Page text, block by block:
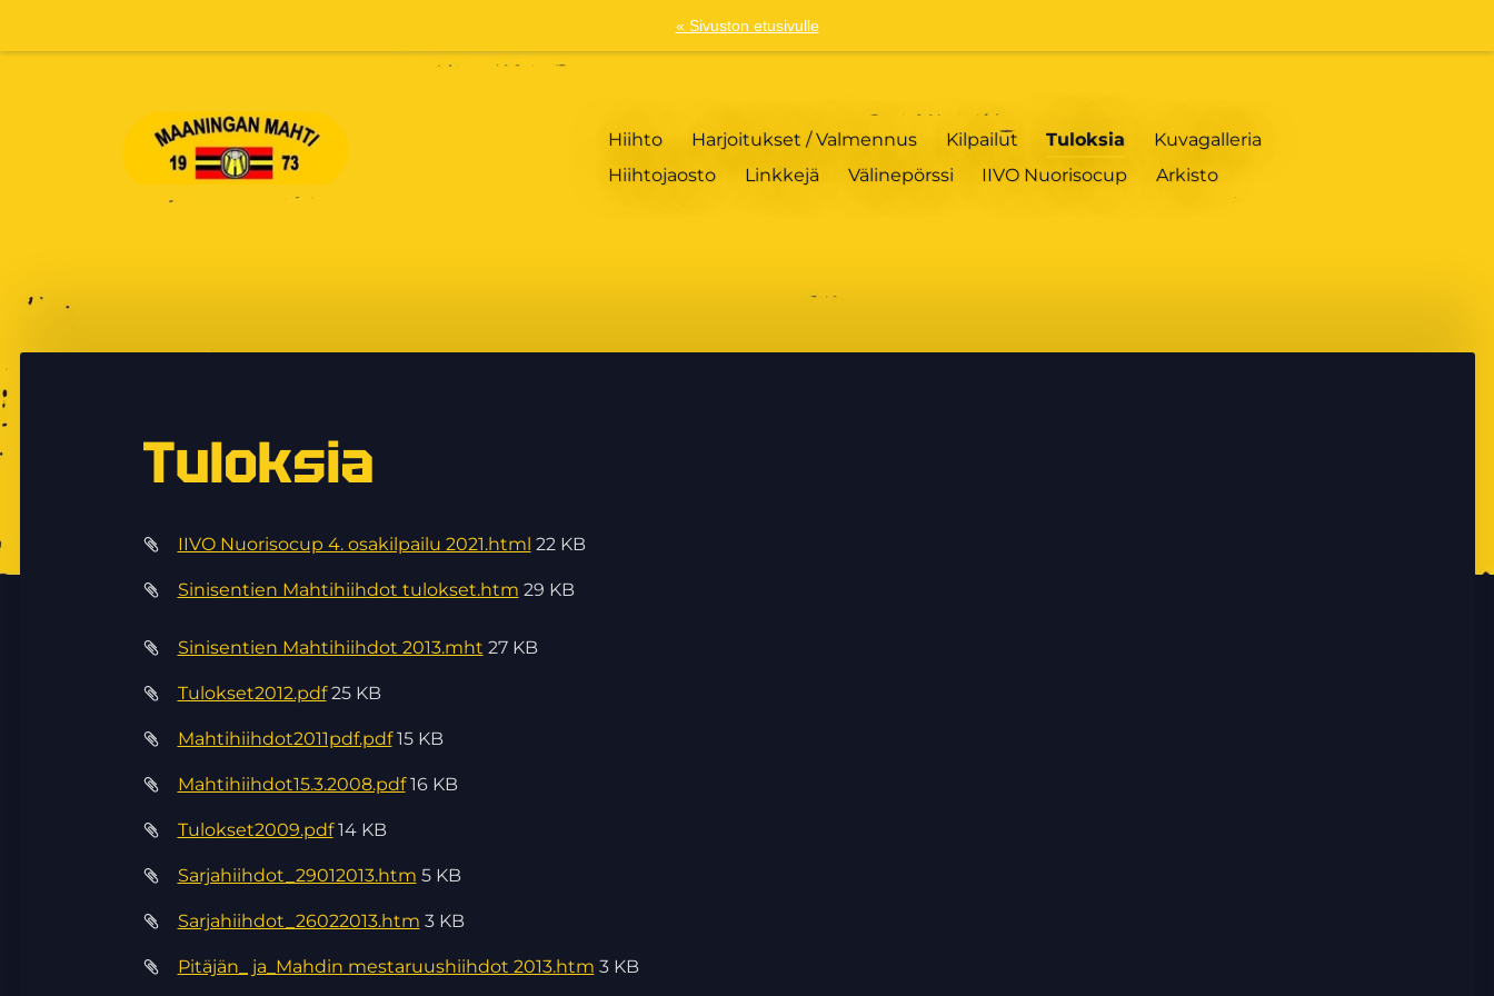
sivun
« Sivuston etusivulle
Maaningan Mahti
Hiihto Harjoitukset / Valmennus Kilpailut Tuloksia
Kuvagalleria
Hiihtojaosto
Linkkejä Välinepörssi IIVO Nuorisocup Arkisto
Tuloksia
IIVO Nuorisocup 4. osakilpailu 2021.html 22 KB
Sinisentien Mahtihiihdot tulokset.htm 29 KB
Sinisentien Mahtihiihdot 2013.mht 27 KB
Tulokset2012.pdf 25 KB
Mahtihiihdot2011pdf.pdf 15 KB
Mahtihiihdot15.3.2008.pdf 16 KB
Tulokset2009.pdf 14 KB
Sarjahiihdot_29012013.htm 5 KB
Sarjahiihdot_26022013.htm 3 KB
Pitäjän_ ja_Mahdin mestaruushiihdot 2013.htm 3 KB